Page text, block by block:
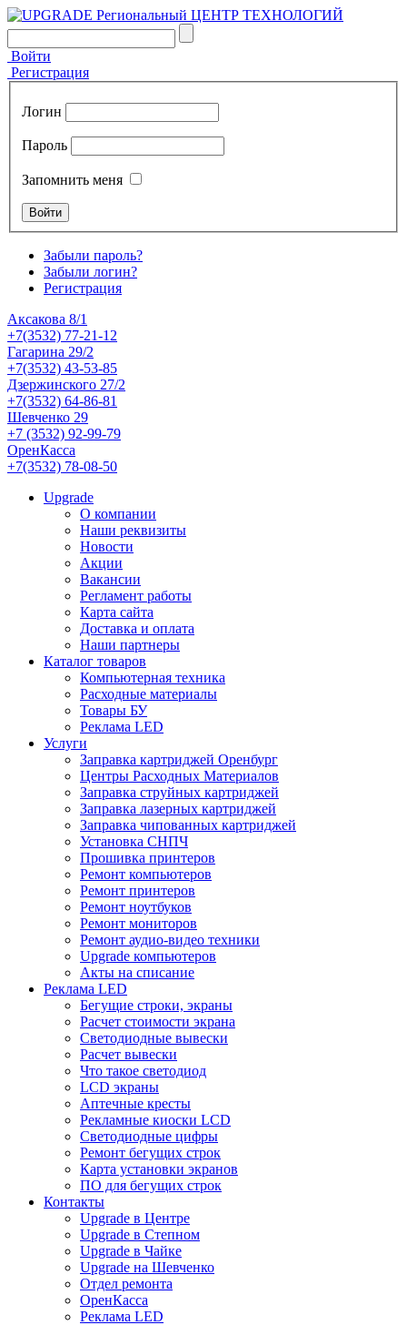
Войти
Регистрация
Логин
Пароль
Запомнить меня
Забыли пароль?
Забыли логин?
Регистрация
Аксакова 8/1
+7(3532) 77-21-12
Гагарина 29/2
+7(3532) 43-53-85
Дзержинского 27/2
+7(3532) 64-86-81
Шевченко 29
+7 (3532) 92-99-79
ОренКасса
+7(3532) 78-08-50
Upgrade
О компании
Наши реквизиты
Новости
Акции
Вакансии
Регламент работы
Карта сайта
Доставка и оплата
Наши партнеры
Каталог товаров
Компьютерная техника
Расходные материалы
Товары БУ
Реклама LED
Услуги
Заправка картриджей Оренбург
Центры Расходных Материалов
Заправка струйных картриджей
Заправка лазерных картриджей
Заправка чипованных картриджей
Установка СНПЧ
Прошивка принтеров
Ремонт компьютеров
Ремонт принтеров
Ремонт ноутбуков
Ремонт мониторов
Ремонт аудио-видео техники
Upgrade компьютеров
Акты на списание
Реклама LED
Бегущие строки, экраны
Расчет стоимости экрана
Светодиодные вывески
Расчет вывески
Что такое светодиод
LCD экраны
Аптечные кресты
Рекламные киоски LCD
Светодиодные цифры
Ремонт бегущих строк
Карта установки экранов
ПО для бегущих строк
Контакты
Upgrade в Центре
Upgrade в Степном
Upgrade в Чайке
Upgrade на Шевченко
Отдел ремонта
ОренКасса
Реклама LED